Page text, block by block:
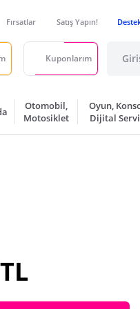
Fırsatlar Satış Yapın!
Kuponlarım
Otomobil,
Motosiklet
Oyun,
Dijital